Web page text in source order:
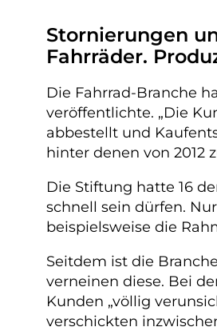
Stornierungen
Fahrräder.
Die Fahrrad-Branche
veröffentlichte. „Die
abbestellt und
hinter denen von 2012
Die Stiftung hatte 16
schnell sein dürfen.
beispielsweise die
Seitdem ist die
verneinen diese. Bei
Kunden „völlig
verschickten